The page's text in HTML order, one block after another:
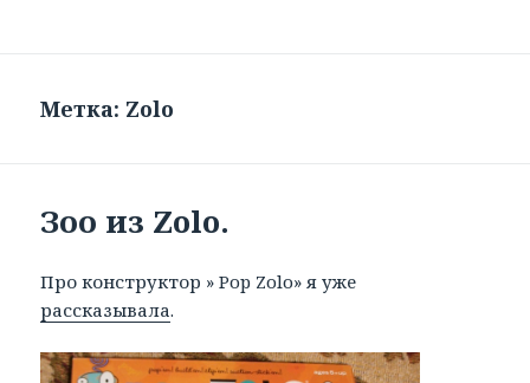
Метка: Zolo
Зоо из Zolo.
Про конструктор » Pop Zolo» я уже
рассказывала.